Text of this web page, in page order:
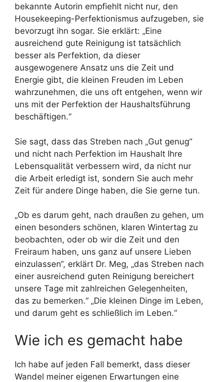
bekannte Autorin empfiehlt nicht nur, den
Housekeeping-Perfektionismus aufzugeben, sie
bevorzugt ihn sogar. Sie erklärt: „Eine
ausreichend gute Reinigung ist tatsächlich
besser als Perfektion, da dieser
ausgewogenere Ansatz uns die Zeit und
Energie gibt, die kleinen Freuden im Leben
wahrzunehmen, die uns oft entgehen, wenn wir
uns mit der Perfektion der Haushaltsführung
beschäftigen.“
Sie sagt, dass das Streben nach „Gut genug“
und nicht nach Perfektion im Haushalt Ihre
Lebensqualität verbessern wird, da nicht nur
die Arbeit erledigt ist, sondern Sie auch mehr
Zeit für andere Dinge haben, die Sie gerne tun.
„Ob es darum geht, nach draußen zu gehen, um
einen besonders schönen, klaren Wintertag zu
beobachten, oder ob wir die Zeit und den
Freiraum haben, uns ganz auf unsere Lieben
einzulassen“, erklärt Dr. Meg, „das Streben nach
einer ausreichend guten Reinigung bereichert
unsere Tage mit zahlreichen Gelegenheiten,
das zu bemerken.“ „Die kleinen Dinge im Leben,
und darum geht es schließlich im Leben.“
Wie ich es gemacht habe
Ich habe auf jeden Fall bemerkt, dass dieser
Wandel meiner eigenen Erwartungen eine